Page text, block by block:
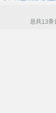
没有会议总共13条